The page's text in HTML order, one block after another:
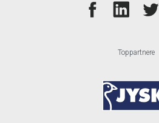
Toppartnere